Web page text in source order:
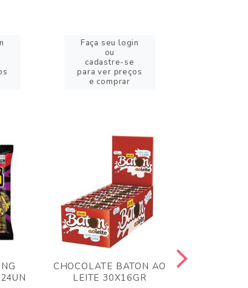
Faça seu login
ou
cadastre-se
para ver preços
e comprar
CHOCOLATE BATON AO
LEITE 30X16GR